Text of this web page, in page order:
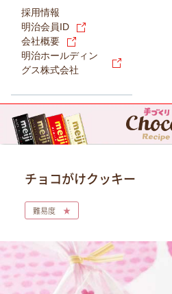
採用情報
明治会員ID
会社概要
明治ホールディン
グス株式会社
チョコがけクッキー
難易度 ★